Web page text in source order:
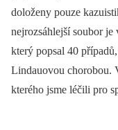
doloženy pouze
nejrozsáhlejší soubor
který popsal 40
Lindauovou chorobou.
kterého jsme léčili pro